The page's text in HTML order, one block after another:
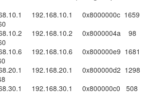
192.168.10.1     0x8000000c  1659
192.168.10.2     0x8000004a    98
192.168.10.6     0x800000e9  1681
192.168.20.1     0x800000d2  1298
192.168.30.1     0x800000c0   508